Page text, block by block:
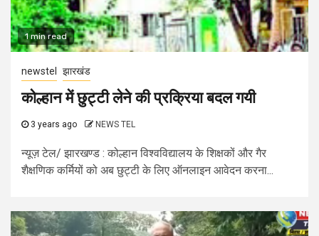
1 min read
newstel झारखंड
कोल्हान में छुट्टी लेने की प्रक्रिया बदल गयी
3 years ago NEWS TEL
न्यूज़ टेल/ झारखण्ड : कोल्हान विश्वविद्यालय के शिक्षकों और गैर
शैक्षणिक कर्मियों को अब छुट्टी के लिए ऑनलाइन आवेदन करना...